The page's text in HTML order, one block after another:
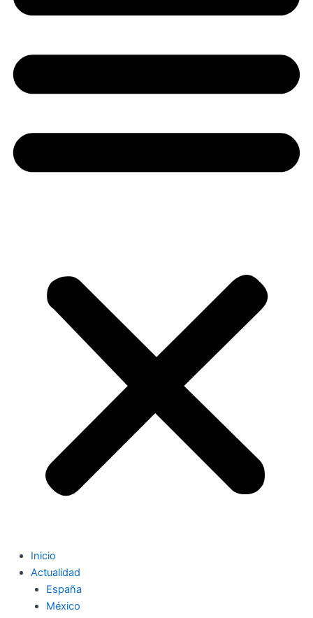
Inicio
Actualidad
España
México